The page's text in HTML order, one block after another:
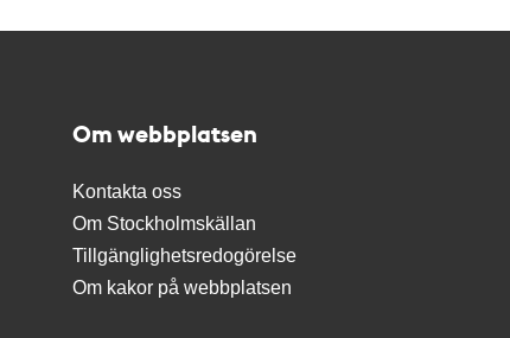
Om webbplatsen
Kontakta oss
Om Stockholmskällan
Tillgänglighetsredogörelse
Om kakor på webbplatsen